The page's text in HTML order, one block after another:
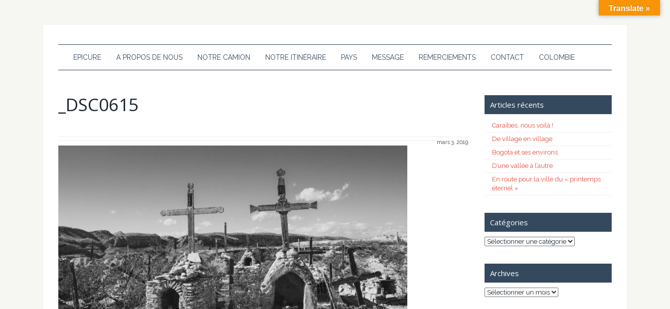
EPICURE A PROPOS DE NOUS NOTRE CAMION NOTRE ITINÉRAIRE PAYS MESSAGE REMERCIEMENTS CONTACT COLOMBIE
_DSC0615
mars 3, 2019
Articles récents
Caraïbes, nous voilà !
De village en village
Bogota et ses environs
D’une vallée à l’autre
En route pour la ville du « printemps
éternel »
Catégories
Catégories
Archives
Archives
Translate »